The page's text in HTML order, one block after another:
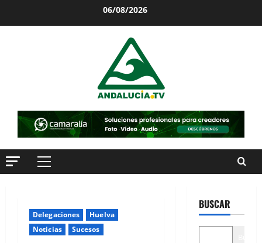
06/08/2026
Menú
Delegaciones
Huelva
Noticias
Sucesos
BUSCAR